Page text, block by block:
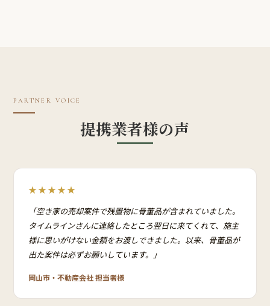
PARTNER VOICE
提携業者様の声
★★★★★
「空き家の売却案件で残置物に骨董品が含まれていました。
タイムラインさんに連絡したところ翌日に来てくれて、施主
様に思いがけない金額をお渡しできました。以来、骨董品が
出た案件は必ずお願いしています。」
岡山市・不動産会社 担当者様